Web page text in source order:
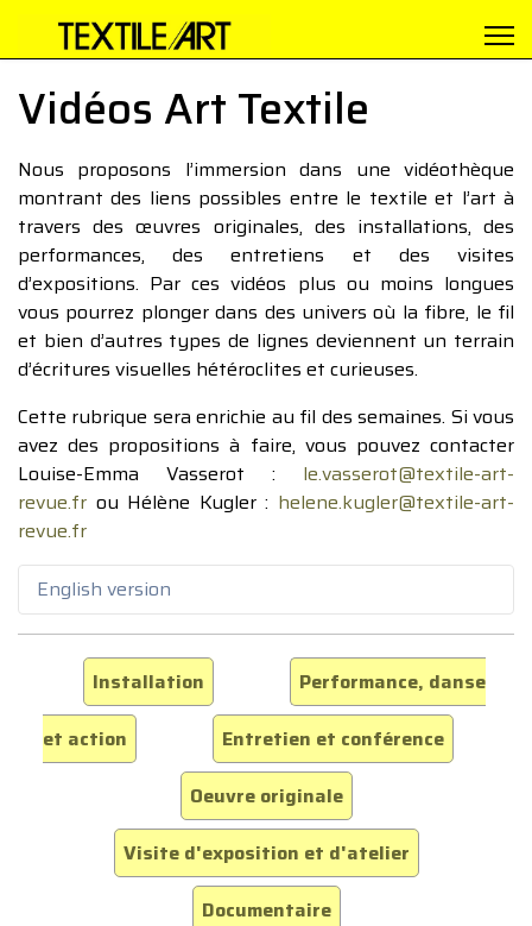
Vidéos Art Textile
Nous proposons l’immersion dans une vidéothèque
montrant des liens possibles entre le textile et l’art à
travers des œuvres originales, des installations, des
performances, des entretiens et des visites
d’expositions. Par ces vidéos plus ou moins longues
vous pourrez plonger dans des univers où la fibre, le fil
et bien d’autres types de lignes deviennent un terrain
d’écritures visuelles hétéroclites et curieuses.
Cette rubrique sera enrichie au fil des semaines. Si vous
avez des propositions à faire, vous pouvez contacter
Louise-Emma Vasserot : le.vasserot@textile-art-
revue.fr ou Hélène Kugler : helene.kugler@textile-art-
revue.fr
English version
Installation
Performance, danse
et action
Entretien et conférence
Oeuvre originale
Visite d'exposition et d'atelier
Documentaire